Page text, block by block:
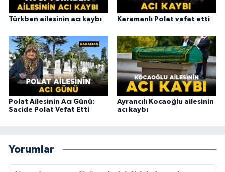
Türkben ailesinin acı kaybı Karamanlı Polat vefat etti
Polat Ailesinin Acı Günü:
Sacide Polat Vefat Etti
Ayrancılı Kocaoğlu ailesinin
acı kaybı
Yorumlar